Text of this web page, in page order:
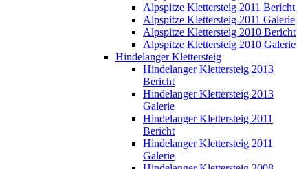
Alpspitze Klettersteig 2011 Bericht
Alpspitze Klettersteig 2011 Galerie
Alpspitze Klettersteig 2010 Bericht
Alpspitze Klettersteig 2010 Galerie
Hindelanger Klettersteig
Hindelanger Klettersteig 2013
Bericht
Hindelanger Klettersteig 2013
Galerie
Hindelanger Klettersteig 2011
Bericht
Hindelanger Klettersteig 2011
Galerie